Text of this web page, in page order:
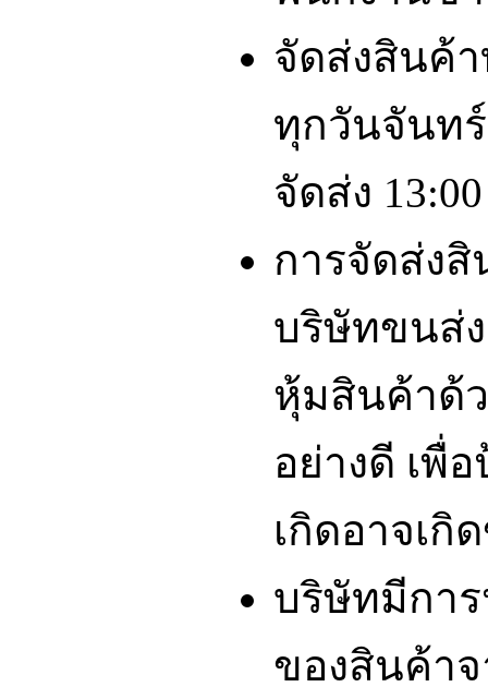
จัดส่งสินค้
ทุกวันจันท
จัดส่ง
การจัดส่งสิ
บริษัทขนส่
หุ้มสินค้าด้
อย่างดี เพื่
เกิดอาจเกิ
บริษัทมีกา
ของสินค้าจ